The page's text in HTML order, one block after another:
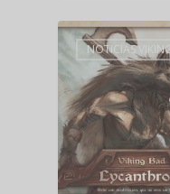
NOTICIAS